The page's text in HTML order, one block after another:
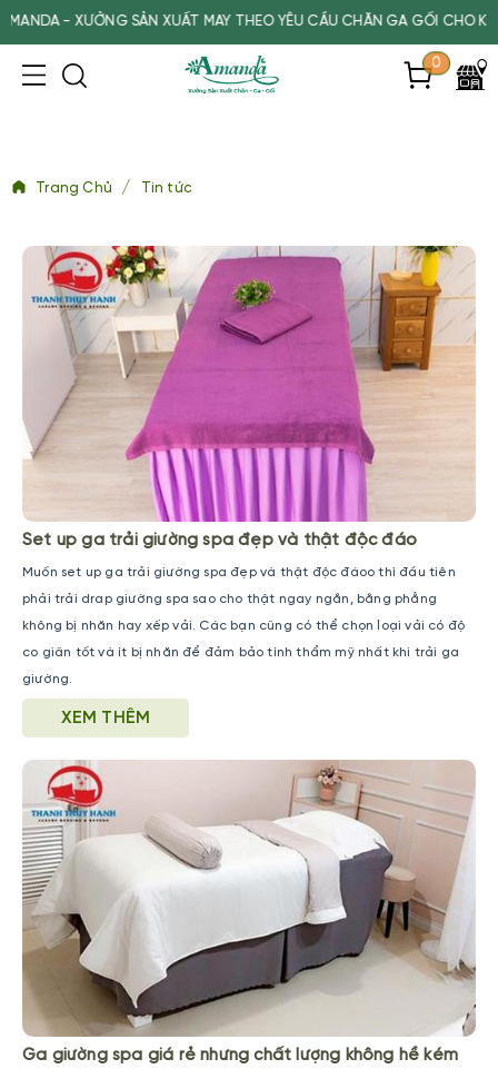
SẢN XUẤT MAY THEO YÊU CẦU CHĂN GA GỐI CHO KHÁCH SẠN,
0
Trang Chủ / Tin tức
Set up ga trải giường spa đẹp và thật độc đáo
Muốn set up ga trải giường spa đẹp và thật độc đáoo thì đầu tiên
phải trải drap giường spa sao cho thật ngay ngắn, bằng phẳng
không bị nhăn hay xếp vải. Các bạn cũng có thể chọn loại vải có độ
co giãn tốt và ít bị nhăn để đảm bảo tính thẩm mỹ nhất khi trải ga
giường.
XEM THÊM
Ga giường spa giá rẻ nhưng chất lượng không hề kém